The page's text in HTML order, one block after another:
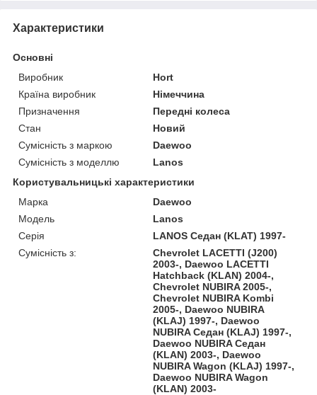
Характеристики
Основні
Виробник
Hort
Країна виробник
Німеччина
Призначення
Передні колеса
Стан
Новий
Сумісність з маркою
Daewoo
Сумісність з моделлю
Lanos
Користувальницькі характеристики
Марка
Daewoo
Модель
Lanos
Серія
LANOS Седан (KLAT) 1997-
Сумісність з:
Chevrolet LACETTI (J200)
2003-, Daewoo LACETTI
Hatchback (KLAN) 2004-,
Chevrolet NUBIRA 2005-,
Chevrolet NUBIRA Kombi
2005-, Daewoo NUBIRA
(KLAJ) 1997-, Daewoo
NUBIRA Седан (KLAJ) 1997-,
Daewoo NUBIRA Седан
(KLAN) 2003-, Daewoo
NUBIRA Wagon (KLAJ) 1997-,
Daewoo NUBIRA Wagon
(KLAN) 2003-